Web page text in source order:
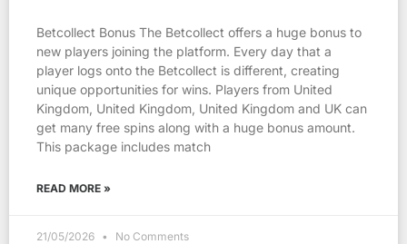
Betcollect Bonus The Betcollect offers a huge bonus to
new players joining the platform. Every day that a
player logs onto the Betcollect is different, creating
unique opportunities for wins. Players from United
Kingdom, United Kingdom, United Kingdom and UK can
get many free spins along with a huge bonus amount.
This package includes match
READ MORE »
21/05/2026 No Comments